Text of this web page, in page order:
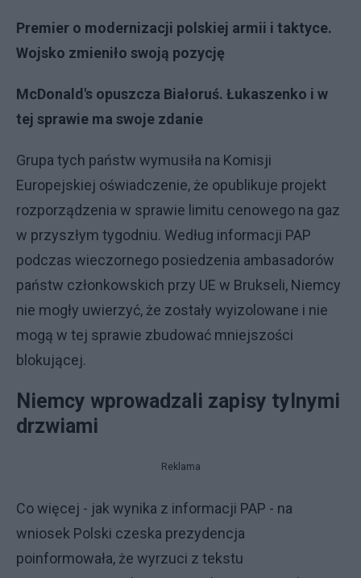
Premier o modernizacji polskiej armii i taktyce.
Wojsko zmieniło swoją pozycję
McDonald's opuszcza Białoruś. Łukaszenko i w
tej sprawie ma swoje zdanie
Grupa tych państw wymusiła na Komisji
Europejskiej oświadczenie, że opublikuje projekt
rozporządzenia w sprawie limitu cenowego na gaz
w przyszłym tygodniu. Według informacji PAP
podczas wieczornego posiedzenia ambasadorów
państw członkowskich przy UE w Brukseli, Niemcy
nie mogły uwierzyć, że zostały wyizolowane i nie
mogą w tej sprawie zbudować mniejszości
blokującej.
Niemcy wprowadzali zapisy tylnymi
drzwiami
Reklama
Co więcej - jak wynika z informacji PAP - na
wniosek Polski czeska prezydencja
poinformowała, że wyrzuci z tekstu